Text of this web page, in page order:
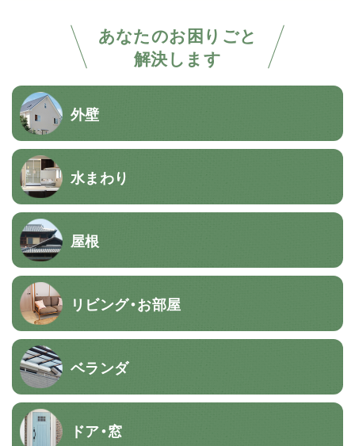
あなたのお困りごと
解決します
外壁
水まわり
屋根
リビング・お部屋
ベランダ
ドア・窓